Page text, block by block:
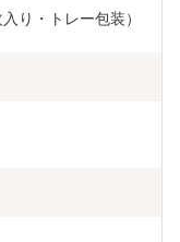
り・トレー包装）